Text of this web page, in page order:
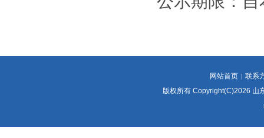
网站首页 | 联系
版权所有 Copyright(C)2026 山